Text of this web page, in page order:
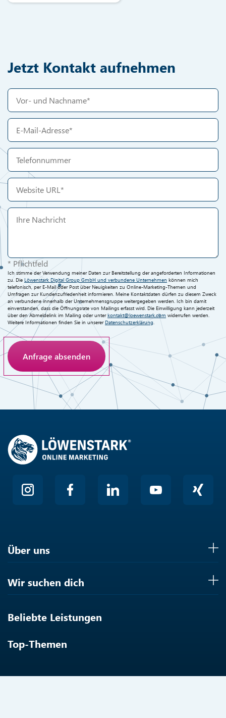
Jetzt Kontakt aufnehmen
* Pflichtfeld
Ich stimme der Verwendung meiner Daten zur Bereitstellung der angeforderten Informationen
zu. Die Löwenstark Digital Group GmbH und verbundene Unternehmen können mich
telefonisch, per E-Mail oder Post über Neuigkeiten zu Online-Marketing-Themen und
Umfragen zur Kundenzufriedenheit informieren. Meine Kontaktdaten dürfen zu diesem Zweck
an verbundene innerhalb der Unternehmensgruppe weitergegeben werden. Ich bin damit
einverstanden, dass die Öffnungsrate von Mailings erfasst wird. Die Einwilligung kann jederzeit
über den Abmeldelink im Mailing oder unterkontakt@loewenstark.com widerrufen werden.
Weitere Informationen finden Sie in unserer Datenschutzerklärung
Anti-Roboter-Verifizierung
Hier klicken
Über uns
Wir suchen dich
Beliebte Leistungen
Top-Themen